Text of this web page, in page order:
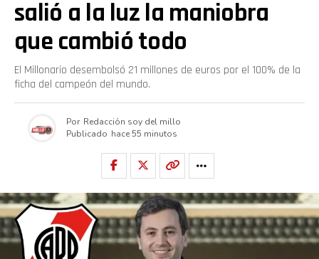
salió a la luz la maniobra
que cambió todo
El Millonario desembolsó 21 millones de euros por el 100% de la
ficha del campeón del mundo.
Por Redacción soy del millo
Publicado hace 55 minutos